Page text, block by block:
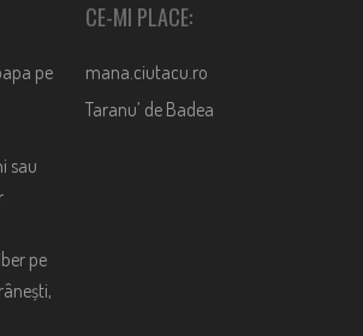
pe
sau
pe
CE-MI PLACE:
mana.ciutacu.ro
Taranu’ de Badea